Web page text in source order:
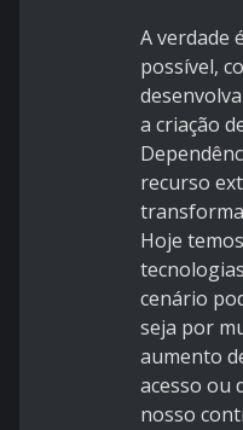
A verdade
possível,
a criação
recurso
Hoje
cenário
seja por
aumento
acesso ou
nosso